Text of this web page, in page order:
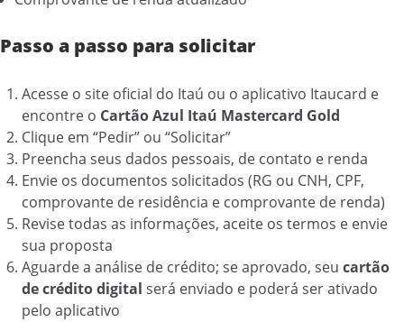
Passo a passo para solicitar
Acesse o site oficial do Itaú ou o aplicativo Itaucard e
encontre o Cartão Azul Itaú Mastercard Gold
Clique em “Pedir” ou “Solicitar”
Preencha seus dados pessoais, de contato e renda
Envie os documentos solicitados (RG ou CNH, CPF,
comprovante de residência e comprovante de renda)
Revise todas as informações, aceite os termos e envie
sua proposta
Aguarde a análise de crédito; se aprovado, seu cartão
de crédito digital será enviado e poderá ser ativado
pelo aplicativo